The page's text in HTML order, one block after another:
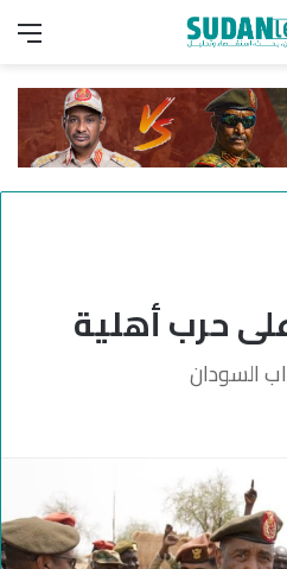
حرب أهلية
السودان